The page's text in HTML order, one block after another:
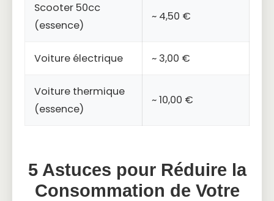
Scooter 50cc
(essence)
~ 4,50 €
Voiture électrique ~ 3,00 €
Voiture thermique
(essence)
~ 10,00 €
5 Astuces pour Réduire la
Consommation de Votre